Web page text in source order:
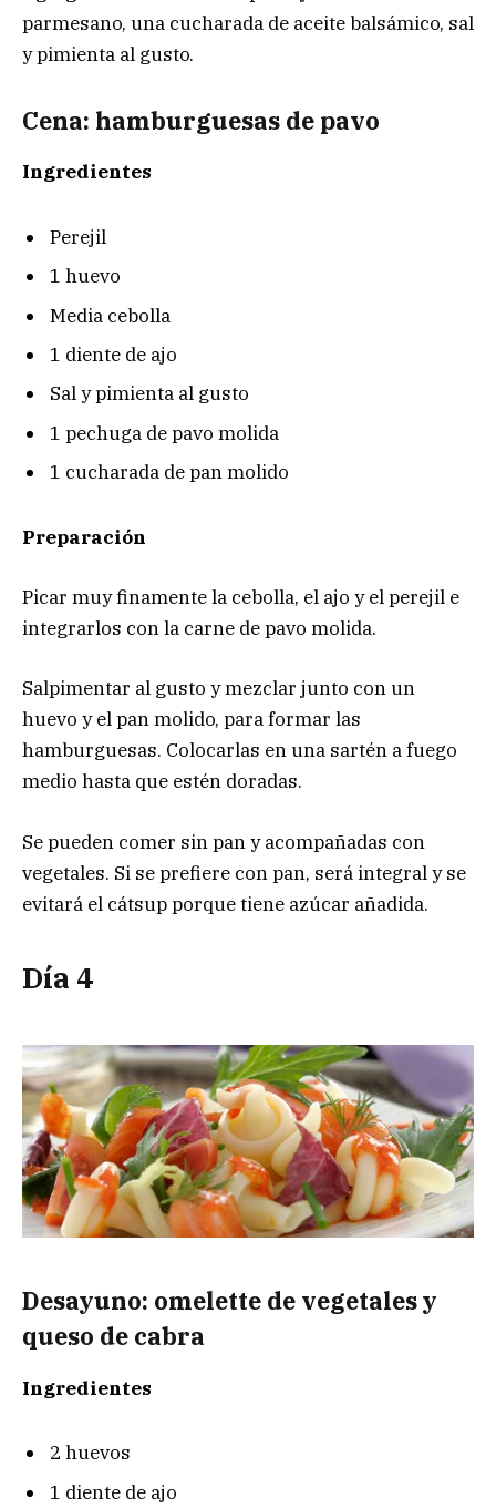
parmesano, una cucharada de aceite balsámico, sal
y pimienta al gusto.
Cena: hamburguesas de pavo
Ingredientes
Perejil
1 huevo
Media cebolla
1 diente de ajo
Sal y pimienta al gusto
1 pechuga de pavo molida
1 cucharada de pan molido
Preparación
Picar muy finamente la cebolla, el ajo y el perejil e
integrarlos con la carne de pavo molida.
Salpimentar al gusto y mezclar junto con un
huevo y el pan molido, para formar las
hamburguesas. Colocarlas en una sartén a fuego
medio hasta que estén doradas.
Se pueden comer sin pan y acompañadas con
vegetales. Si se prefiere con pan, será integral y se
evitará el cátsup porque tiene azúcar añadida.
Día 4
Desayuno: omelette de vegetales y
queso de cabra
Ingredientes
2 huevos
1 diente de ajo